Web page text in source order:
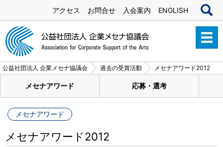
アクセス お問合せ 入会案内 ENGLISH
公益社団法人 企業メセナ協議会 過去の受賞活動 メセナアワード2012
メセナアワード 応募・選考
メセナアワード
メセナアワード2012